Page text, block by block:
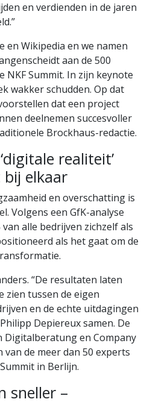
en verdienden in de jaren
en Wikipedia en we namen
aan de 500
NKF Summit. In zijn keynote
wakker schudden. Op dat
dat een project
deelnemen succesvoller
Brockhaus-redactie.
realiteit’
bij elkaar
en overschatting is
Volgens een GfK-analyse
alle bedrijven zichzelf als
als het gaat om de
“De resultaten laten
zien tussen de eigen
en de echte uitdagingen
Depiereux samen. De
en Company
de meer dan 50 experts
in Berlijn.
sneller –